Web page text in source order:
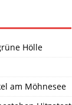
Hölle
am Möhnesee